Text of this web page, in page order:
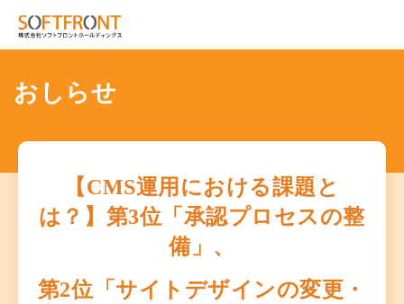
おしらせ
【CMS運用における課題と
は？】第3位「承認プロセスの整
備」、
第2位「サイトデザインの変更・